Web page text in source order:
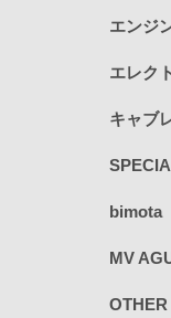
エンジ
エレク
キャブ
bimota
MV
OTHER